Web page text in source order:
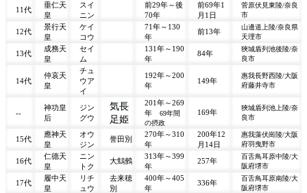
11代
垂仁天
皇
スイ
ニン
前29年～後
70年
前69年1
月1日
菅原伏見東陵/奈良
市
12代
景行天
皇
ケイ
コウ
71年～130
年
前13年
山邊道上陵/奈良県
天理市
13代
成務天
皇
セイ
ム
131年～190
年
84年
狹城盾列池後陵/奈
良市
14代
仲哀天
皇
チュ
ウア
イ
192年～200
年
149年
惠我長野西陵/大阪
府藤井寺市
--
神功皇
后
ジン
グウ
気長
足姫
201年～269
年 69年間
の摂政
169年
狹城盾列池上陵/奈
良市
15代
應神天
皇
オウ
ジン
誉田別
270年～310
年
200年12
月14日
惠我藻伏崗陵/大阪
府羽曳野市
16代
仁德天
皇
ニン
トク
大鷦鷯
313年～399
年
257年
百舌鳥耳原中陵/大
阪府堺市
17代
履中天
皇
リチ
ュウ
去来穂
別
400年～405
年
336年
百舌鳥耳原南陵/大
阪府堺市